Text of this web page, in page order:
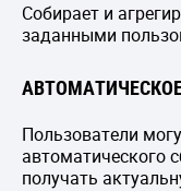
Собирает и
заданными
Пользователи
автоматического
получать